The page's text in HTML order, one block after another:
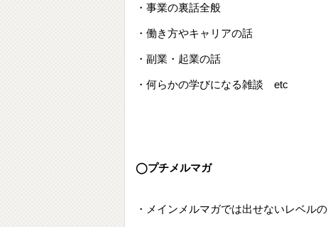
・事業の裏話全般
・働き方やキャリアの話
・副業・起業の話
・何らかの学びになる雑談 etc
◯プチメルマガ
・メインメルマガでは出せないレベルの